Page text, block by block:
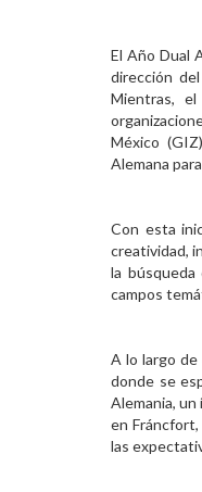
ElAño Dual
dirección
Mientras,
México
Alemana
Con esta
creatividad,
la
campos
A lo largo
donde se
Alemania,
en
las